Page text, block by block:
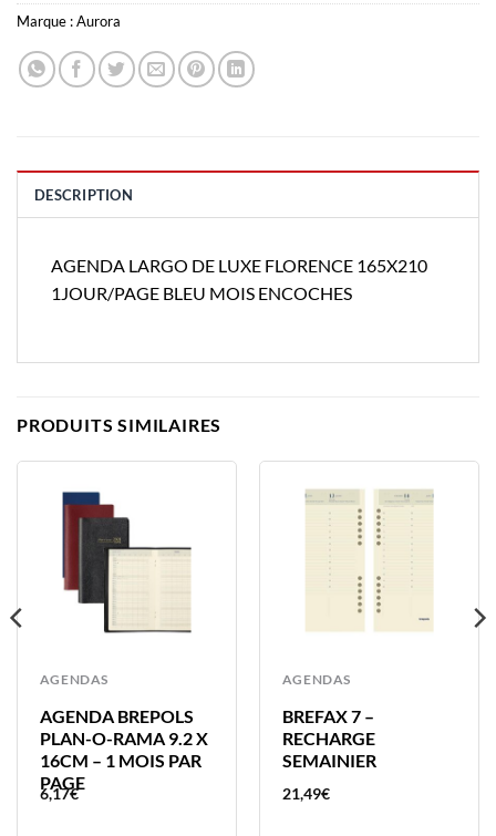
Marque :Aurora
DESCRIPTION
AGENDA LARGO DE LUXE FLORENCE 165X210
1JOUR/PAGE BLEU MOIS ENCOCHES
PRODUITS SIMILAIRES
AGENDAS
AGENDA BREPOLS
PLAN-O-RAMA 9.2 X
16CM – 1 MOIS PAR
PAGE
6,17€
AGENDAS
BREFAX 7 –
RECHARGE
SEMAINIER
21,49€